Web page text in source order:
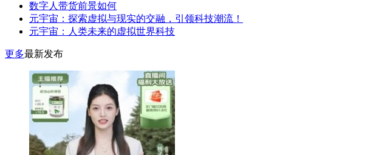
数字人带货前景如何
元宇宙：探索虚拟与现实的交融，引领科技潮流！
元宇宙：人类未来的虚拟世界科技
更多最新发布